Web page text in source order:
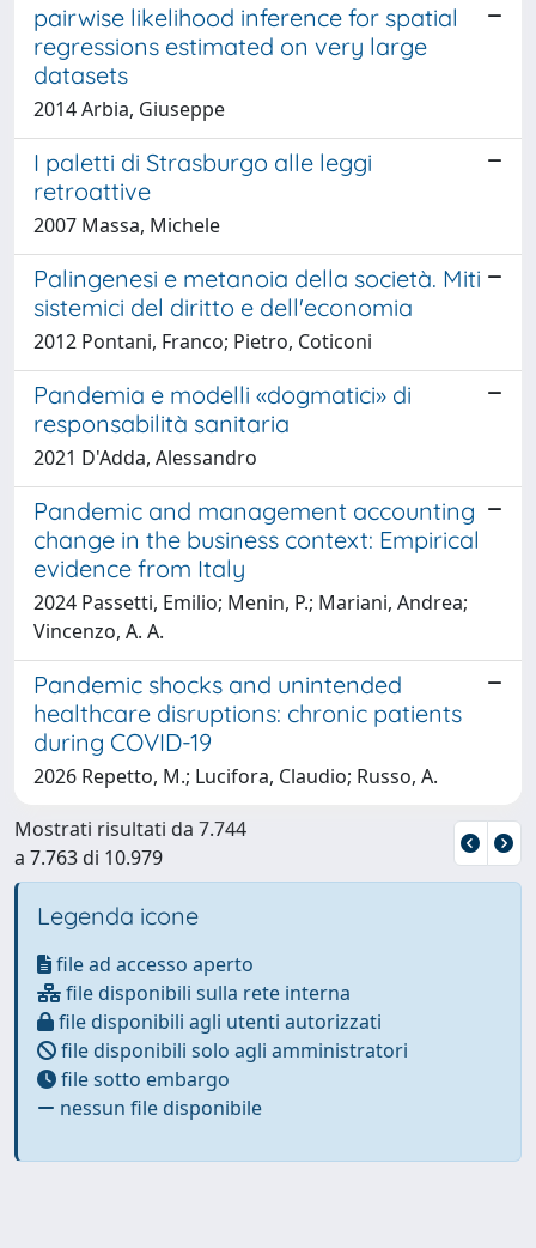
pairwise likelihood inference for spatial
regressions estimated on very large
datasets
2014 Arbia, Giuseppe
I paletti di Strasburgo alle leggi
retroattive
2007 Massa, Michele
Palingenesi e metanoia della società. Miti
sistemici del diritto e dell'economia
2012 Pontani, Franco; Pietro, Coticoni
Pandemia e modelli «dogmatici» di
responsabilità sanitaria
2021 D'Adda, Alessandro
Pandemic and management accounting
change in the business context: Empirical
evidence from Italy
2024 Passetti, Emilio; Menin, P.; Mariani, Andrea;
Vincenzo, A. A.
Pandemic shocks and unintended
healthcare disruptions: chronic patients
during COVID-19
2026 Repetto, M.; Lucifora, Claudio; Russo, A.
Mostrati risultati da 7.744
a 7.763 di 10.979
Legenda icone
file ad accesso aperto
file disponibili sulla rete interna
file disponibili agli utenti autorizzati
file disponibili solo agli amministratori
file sotto embargo
nessun file disponibile